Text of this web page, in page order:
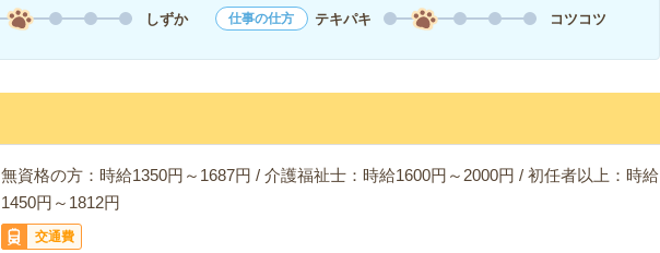
しずか 仕事の仕方 テキパキ コツコツ
無資格の方：時給1350円～1687円 / 介護福祉士：時給1600円～2000円 / 初任者以上：時給
1450円～1812円
交通費